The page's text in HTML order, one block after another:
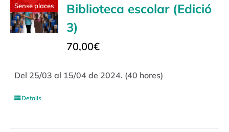
Sense places
Biblioteca escolar (Edició
3)
70,00€
Del 25/03 al 15/04 de 2024. (40 hores)
Detalls